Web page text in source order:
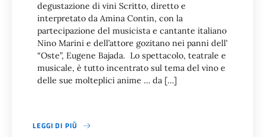
degustazione di vini Scritto, diretto e
interpretato da Amina Contin, con la
partecipazione del musicista e cantante italiano
Nino Marini e dell’attore gozitano nei panni dell’
“Oste”, Eugene Bajada. Lo spettacolo, teatrale e
musicale, è tutto incentrato sul tema del vino e
delle sue molteplici anime … da […]
LEGGI DI PIÙ